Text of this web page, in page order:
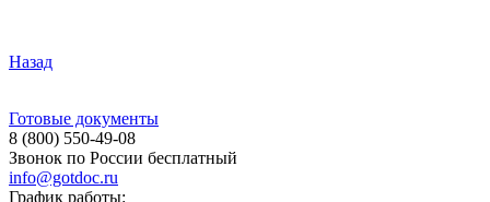
Назад
Готовые документы
8 (800) 550-49-08
Звонок по России бесплатный
info@gotdoc.ru
График работы: